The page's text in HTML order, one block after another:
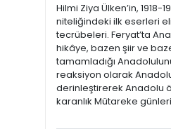
Hilmi Ziya Ülken’in,
niteliğindeki ilk eserleri
tecrübeleri. Feryat’ta
hikâye, bazen şiir ve
tamamladığı
reaksiyon olarak
derinleştirerek Anadolu
karanlık Mütareke